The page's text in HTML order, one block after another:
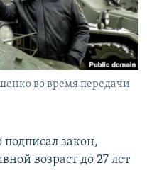
во время передачи
закон,
возраст до 27 лет